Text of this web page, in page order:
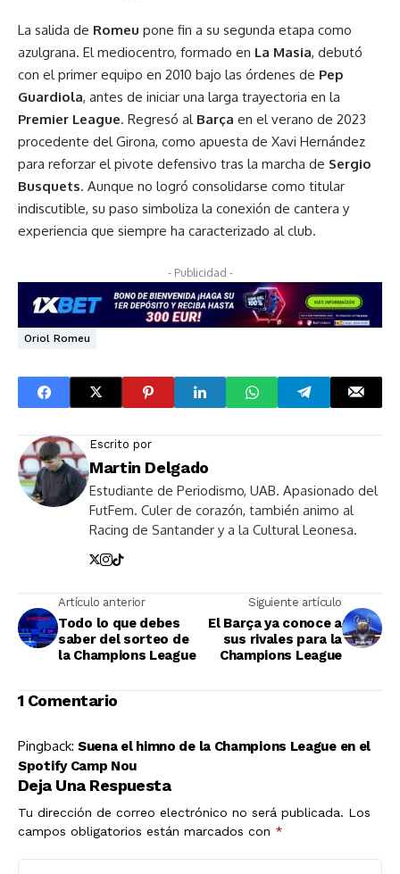
La salida de Romeu pone fin a su segunda etapa como
azulgrana. El mediocentro, formado en La Masia, debutó
con el primer equipo en 2010 bajo las órdenes de Pep
Guardiola, antes de iniciar una larga trayectoria en la
Premier League. Regresó al Barça en el verano de 2023
procedente del Girona, como apuesta de Xavi Hernández
para reforzar el pivote defensivo tras la marcha de Sergio
Busquets. Aunque no logró consolidarse como titular
indiscutible, su paso simboliza la conexión de cantera y
experiencia que siempre ha caracterizado al club.
- Publicidad -
Oriol Romeu
Escrito por
Martin Delgado
Estudiante de Periodismo, UAB. Apasionado del
FutFem. Culer de corazón, también animo al
Racing de Santander y a la Cultural Leonesa.
Artículo anterior
Todo lo que debes
saber del sorteo de
la Champions League
Siguiente artículo
El Barça ya conoce a
sus rivales para la
Champions League
1 Comentario
Pingback: Suena el himno de la Champions League en el
Spotify Camp Nou
Deja Una Respuesta
Tu dirección de correo electrónico no será publicada. Los
campos obligatorios están marcados con *